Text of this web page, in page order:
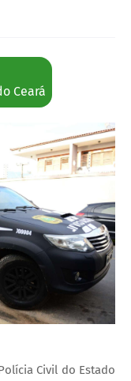
Ceará
Civil do Estado